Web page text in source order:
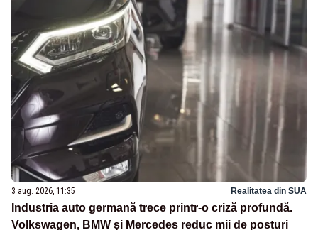
3 aug. 2026, 11:35 Realitatea din SUA
Industria auto germană trece printr-o criză profundă.
Volkswagen, BMW și Mercedes reduc mii de posturi